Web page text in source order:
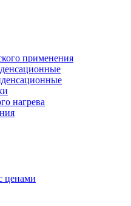
применения
нагрева
ценами